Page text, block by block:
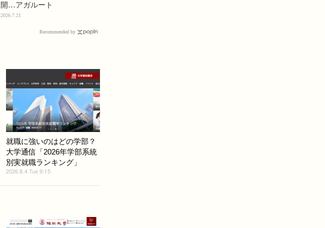
開…アガルート
2026.7.21
Recommended by
就職に強いのはどの学部？
大学通信「2026年学部系統
別実就職ランキング」
2026.8.4 Tue 9:15